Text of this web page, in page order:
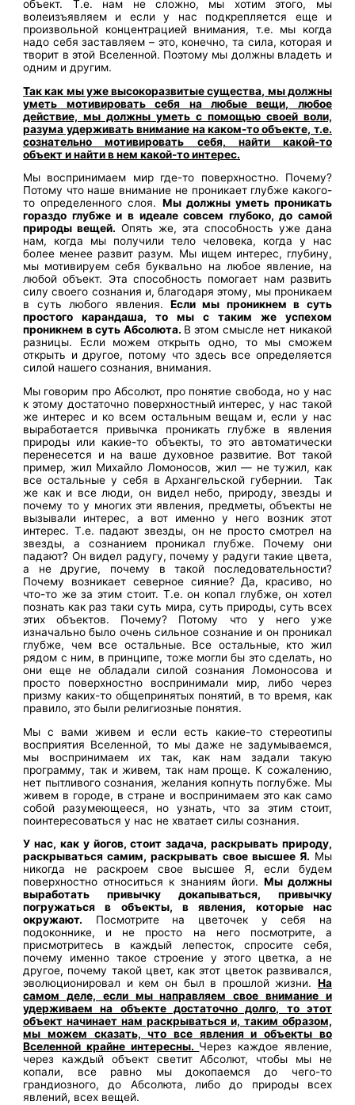
объект. Т.е. нам не сложно, мы хотим этого, мы
волеизъявляем и если у нас подкрепляется еще и
произвольной концентрацией внимания, т.е. мы когда
надо себя заставляем – это, конечно, та сила, которая и
творит в этой Вселенной. Поэтому мы должны владеть и
одним и другим.
Так как мы уже высокоразвитые существа, мы должны
уметь мотивировать себя на любые вещи, любое
действие, мы должны уметь с помощью своей воли,
разума удерживать внимание на каком-то объекте, т.е.
сознательно мотивировать себя, найти какой-то
объект и найти в нем какой-то интерес.
Мы воспринимаем мир где-то поверхностно. Почему?
Потому что наше внимание не проникает глубже какого-
то определенного слоя. Мы должны уметь проникать
гораздо глубже и в идеале совсем глубоко, до самой
природы вещей. Опять же, эта способность уже дана
нам, когда мы получили тело человека, когда у нас
более менее развит разум. Мы ищем интерес, глубину,
мы мотивируем себя буквально на любое явление, на
любой объект. Эта способность помогает нам развить
силу своего сознания и, благодаря этому, мы проникаем
в суть любого явления. Если мы проникнем в суть
простого карандаша, то мы с таким же успехом
проникнем в суть Абсолюта. В этом смысле нет никакой
разницы. Если можем открыть одно, то мы сможем
открыть и другое, потому что здесь все определяется
силой нашего сознания, внимания.
Мы говорим про Абсолют, про понятие свобода, но у нас
к этому достаточно поверхностный интерес, у нас такой
же интерес и ко всем остальным вещам и, если у нас
выработается привычка проникать глубже в явления
природы или какие-то объекты, то это автоматически
перенесется и на ваше духовное развитие. Вот такой
пример, жил Михайло Ломоносов, жил — не тужил, как
все остальные у себя в Архангельской губернии. Так
же как и все люди, он видел небо, природу, звезды и
почему то у многих эти явления, предметы, объекты не
вызывали интерес, а вот именно у него возник этот
интерес. Т.е. падают звезды, он не просто смотрел на
звезды, а сознанием проникал глубже. Почему они
падают? Он видел радугу, почему у радуги такие цвета,
а не другие, почему в такой последовательности?
Почему возникает северное сияние? Да, красиво, но
что-то же за этим стоит. Т.е. он копал глубже, он хотел
познать как раз таки суть мира, суть природы, суть всех
этих объектов. Почему? Потому что у него уже
изначально было очень сильное сознание и он проникал
глубже, чем все остальные. Все остальные, кто жил
рядом с ним, в принципе, тоже могли бы это сделать, но
они еще не обладали силой сознания Ломоносова и
просто поверхностно воспринимали мир, либо через
призму каких-то общепринятых понятий, в то время, как
правило, это были религиозные понятия.
Мы с вами живем и если есть какие-то стереотипы
восприятия Вселенной, то мы даже не задумываемся,
мы воспринимаем их так, как нам задали такую
программу, так и живем, так нам проще. К сожалению,
нет пытливого сознания, желания копнуть поглубже. Мы
живем в городе, в стране и воспринимаем это как само
собой разумеющееся, но узнать, что за этим стоит,
поинтересоваться у нас не хватает силы сознания.
У нас, как у йогов, стоит задача, раскрывать природу,
раскрываться самим, раскрывать свое высшее Я. Мы
никогда не раскроем свое высшее Я, если будем
поверхностно относиться к знаниям йоги. Мы должны
выработать привычку докапываться, привычку
погружаться в объекты, в явления, которые нас
окружают. Посмотрите на цветочек у себя на
подоконнике, и не просто на него посмотрите, а
присмотритесь в каждый лепесток, спросите себя,
почему именно такое строение у этого цветка, а не
другое, почему такой цвет, как этот цветок развивался,
эволюционировал и кем он был в прошлой жизни. На
самом деле, если мы направляем свое внимание и
удерживаем на объекте достаточно долго, то этот
объект начинает нам раскрываться и, таким образом,
мы можем сказать, что все явления и объекты во
Вселенной крайне интересны. Через каждое явление,
через каждый объект светит Абсолют, чтобы мы не
копали, все равно мы докопаемся до чего-то
грандиозного, до Абсолюта, либо до природы всех
явлений, всех вещей.